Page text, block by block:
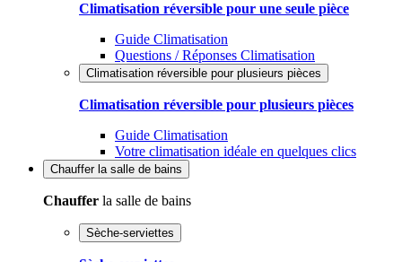
Climatisation réversible pour une seule pièce
Guide Climatisation
Questions / Réponses Climatisation
Climatisation réversible pour plusieurs pièces
Climatisation réversible pour plusieurs pièces
Guide Climatisation
Votre climatisation idéale en quelques clics
Chauffer la salle de bains
Chauffer la salle de bains
Sèche-serviettes